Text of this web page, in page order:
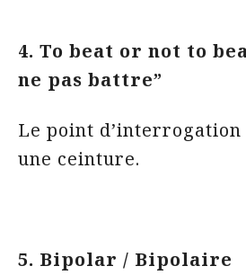
4. To beat or not to
ne pas battre”
Le point
une ceinture.
5. Bipolar / Bipolaire